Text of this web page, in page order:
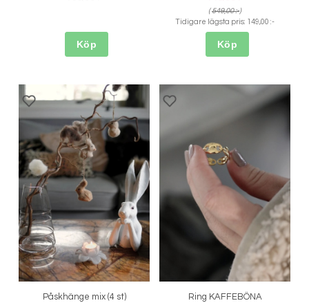
Köp
(549,00 :-)
Tidigare lägsta pris:
149,00 :-
Köp
Påskhänge mix (4 st) Ring KAFFEBÖNA